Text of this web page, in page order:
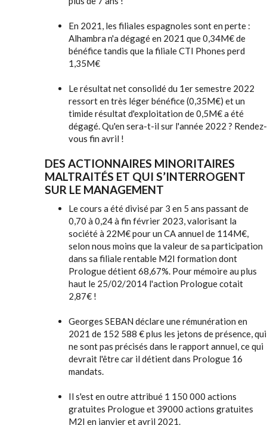
En 2021, les filiales espagnoles sont en perte :
Alhambra n'a dégagé en 2021 que 0,34M€ de
bénéfice tandis que la filiale CTI Phones perd
1,35M€
Le résultat net consolidé du 1er semestre 2022
ressort en très léger bénéfice (0,35M€) et un
timide résultat d'exploitation de 0,5M€ a été
dégagé. Qu'en sera-t-il sur l'année 2022 ? Rendez-
vous fin avril !
DES ACTIONNAIRES MINORITAIRES
MALTRAITÉS ET QUI S’INTERROGENT
SUR LE MANAGEMENT
Le cours a été divisé par 3 en 5 ans passant de
0,70 à 0,24 à fin février 2023, valorisant la
société à 22M€ pour un CA annuel de 114M€,
selon nous moins que la valeur de sa participation
dans sa filiale rentable M2I formation dont
Prologue détient 68,67%. Pour mémoire au plus
haut le 25/02/2014 l'action Prologue cotait
2,87€ !
Georges SEBAN déclare une rémunération en
2021 de 152 588 € plus les jetons de présence, qui
ne sont pas précisés dans le rapport annuel, ce qui
devrait l'être car il détient dans Prologue 16
mandats.
Il s'est en outre attribué 1 150 000 actions
gratuites Prologue et 39000 actions gratuites
M2I en janvier et avril 2021.